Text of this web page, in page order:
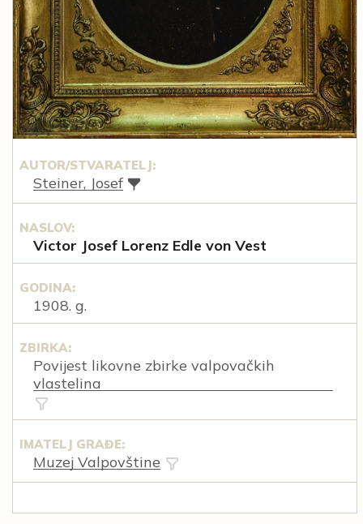
AUTOR/STVARATELJ:
Steiner, Josef
NASLOV:
Victor Josef Lorenz Edle von Vest
GODINA:
1908. g.
ZBIRKA:
Povijest likovne zbirke valpovačkih
vlastelina
IMATELJ GRAĐE:
Muzej Valpovštine